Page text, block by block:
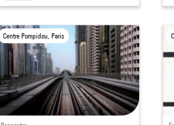
Centre Pompidou, Paris